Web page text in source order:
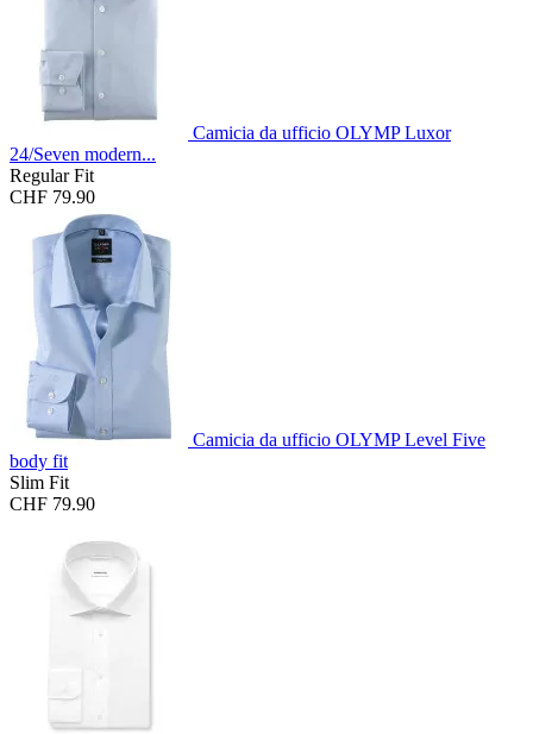
Camicia da ufficio OLYMP Luxor
24/Seven modern...
Regular Fit
CHF 79.90
Camicia da ufficio OLYMP Level Five
body fit
Slim Fit
CHF 79.90